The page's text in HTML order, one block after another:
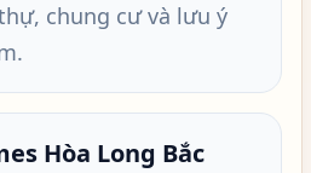
chung cư và lưu ý
Hòa Long Bắc